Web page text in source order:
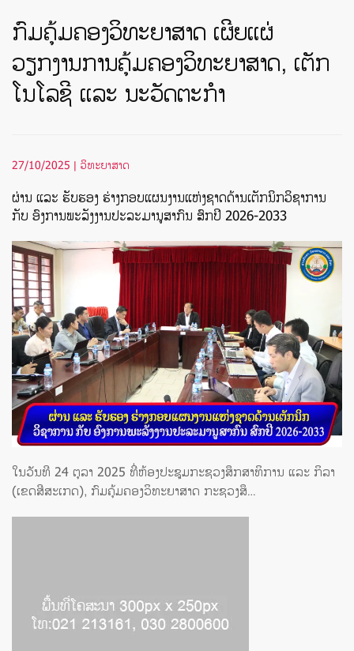
ກົມຄຸ້ມຄອງວິທະຍາສາດ ເຜີຍແຜ່
ວຽກງານການຄຸ້ມຄອງວິທະຍາສາດ, ເຕັກ
ໂນໂລຊີ ແລະ ນະວັດຕະກຳ
27/10/2025 | ວິທະຍາສາດ
ຜ່ານ ແລະ ຮັບຮອງ ຮ່າງກອບແຜນງານແຫ່ງຊາດດ້ານເຕັກນິກວິຊາການ
ກັບ ອົງການພະລັງງານປະລະມານູສາກົນ ສົກປິ 2026-2033
ໃນວັນທີ 24 ຕຸລາ 2025 ທີ່ຫ້ອງປະຊຸມກະຊວງສຶກສາທິການ ແລະ ກິລາ
(ເຂດສີສະເກດ), ກົມຄຸ້ມຄອງວິທະຍາສາດ ກະຊວງສຶ…